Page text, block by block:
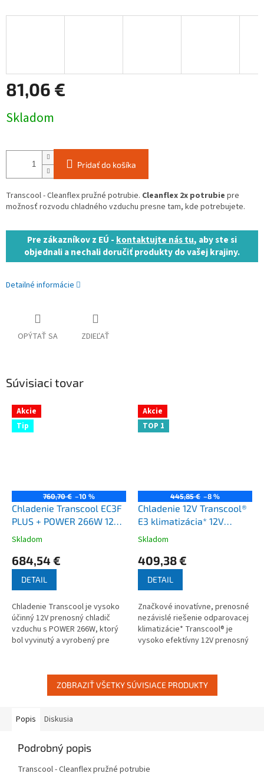
81,06 €
cena:
Skladom
Pridať do košíka
Transcool - Cleanflex pružné potrubie. Cleanflex 2x potrubie pre
možnosť rozvodu chladného vzduchu presne tam, kde potrebujete.
Pre zákazníkov z EÚ -kontaktujte nás tu, aby ste si
objednali a nechali doručiť produkty do vašej krajiny.
Detailné informácie
OPÝTAŤ SA ZDIEĽAŤ
Súvisiaci tovar
Akcie
Tip
760,70 € –10 %
Chladenie Transcool EC3F
PLUS + POWER 266W 12V
prenosný odparovací
Priemerné
produktu
5
hviezdičiek.
Skladom
684,54 €
DETAIL
Chladenie Transcool je vysoko
účinný 12V prenosný chladič
vzduchu s POWER 266W, ktorý
bol vyvinutý a vyrobený pre
Akcie
TOP 1
445,85 € –8 %
Chladenie 12V Transcool®
E3 klimatizácia* 12V
odparovací chladič
karavan
Priemerné
produktu
5
hviezdičiek.
Skladom
409,38 €
DETAIL
Značkové inovatívne, prenosné
nezávislé riešenie odparovacej
klimatizácie* Transcool® je
vysoko efektívny 12V prenosný
ZOBRAZIŤ VŠETKY SÚVISIACE PRODUKTY
Popis Diskusia
Podrobný popis
Transcool - Cleanflex pružné potrubie